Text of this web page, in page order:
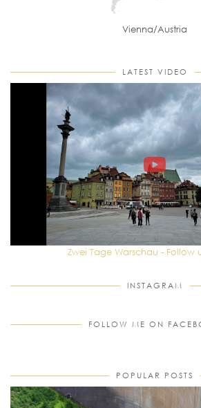
Vienna/Austria
LATEST VIDEO
Zwei Tage Warschau - Follow
INSTAGRAM
FOLLOW ME ON
POPULAR POSTS